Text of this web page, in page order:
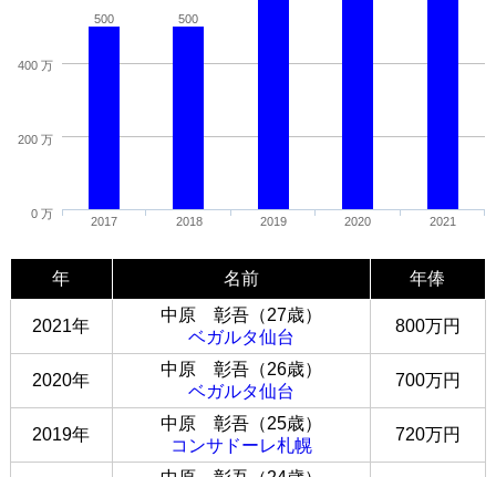
500 500
2017 2018 2019 2020 2021
0 万
200 万
400 万
年 名前 年俸
2021年
中原 彰吾（27歳）
ベガルタ仙台
800万円
2020年
中原 彰吾（26歳）
ベガルタ仙台
700万円
2019年
中原 彰吾（25歳）
コンサドーレ札幌
720万円